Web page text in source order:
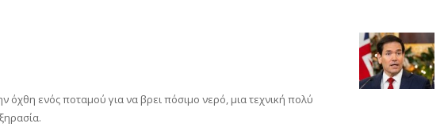
ενός ποταμού για να βρει πόσιμο νερό, μια τεχνική πολύ